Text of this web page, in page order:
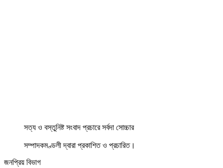
সত্য ও বস্তুনিষ্ট সংবাদ প্রচারে সর্বদা সোচ্চার
সম্পাদকমণ্ডলী দ্বারা প্রকাশিত ও প্রচারিত।
জনপ্রিয় বিভাগ